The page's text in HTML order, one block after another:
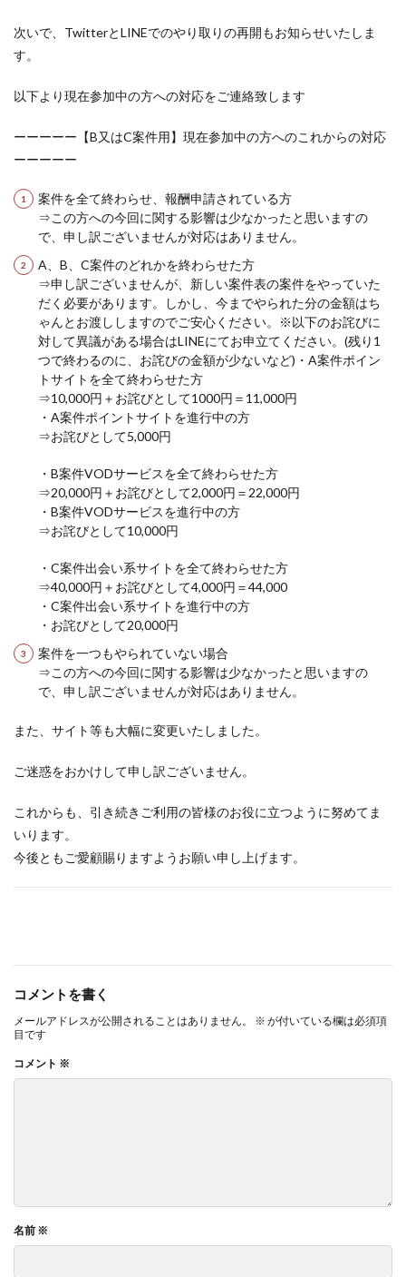
次いで、TwitterとLINEでのやり取りの再開もお知らせいたしま
す。
以下より現在参加中の方への対応をご連絡致します
ーーーーー【B又はC案件用】現在参加中の方へのこれからの対応
ーーーーー
案件を全て終わらせ、報酬申請されている方
⇒この方への今回に関する影響は少なかったと思いますの
で、申し訳ございませんが対応はありません。
A、B、C案件のどれかを終わらせた方
⇒申し訳ございませんが、新しい案件表の案件をやっていた
だく必要があります。しかし、今までやられた分の金額はち
ゃんとお渡ししますのでご安心ください。※以下のお詫びに
対して異議がある場合はLINEにてお申立てください。(残り1
つで終わるのに、お詫びの金額が少ないなど)・A案件ポイン
トサイトを全て終わらせた方
⇒10,000円＋お詫びとして1000円＝11,000円
・A案件ポイントサイトを進行中の方
⇒お詫びとして5,000円
・B案件VODサービスを全て終わらせた方
⇒20,000円＋お詫びとして2,000円＝22,000円
・B案件VODサービスを進行中の方
⇒お詫びとして10,000円
・C案件出会い系サイトを全て終わらせた方
⇒40,000円＋お詫びとして4,000円＝44,000
・C案件出会い系サイトを進行中の方
・お詫びとして20,000円
案件を一つもやられていない場合
⇒この方への今回に関する影響は少なかったと思いますの
で、申し訳ございませんが対応はありません。
また、サイト等も大幅に変更いたしました。
ご迷惑をおかけして申し訳ございません。
これからも、引き続きご利用の皆様のお役に立つように努めてま
いります。
今後ともご愛顧賜りますようお願い申し上げます。
コメントを書く
メールアドレスが公開されることはありません。 ※ が付いている欄は必須項
目です
コメント ※
名前 ※